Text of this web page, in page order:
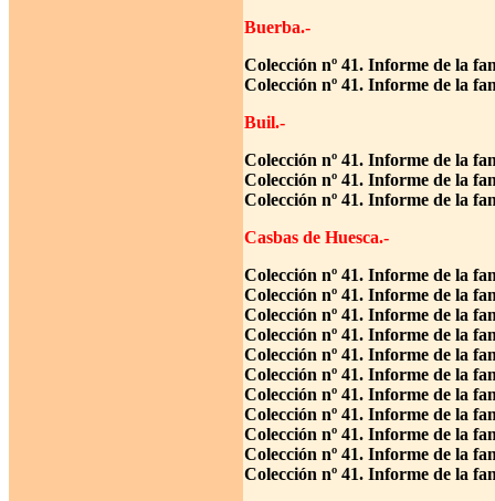
Buerba.-
Colección nº 41. Informe de la
Colección nº 41. Informe de la
Buil.-
Colección nº 41. Informe de la
Colección nº 41. Informe de la
Colección nº 41. Informe de la
Casbas de Huesca.-
Colección nº 41. Informe de la
Colección nº 41. Informe de la
Colección nº 41. Informe de la
Colección nº 41. Informe de la
Colección nº 41. Informe de la
Colección nº 41. Informe de la
Colección nº 41. Informe de la
Colección nº 41. Informe de la
Colección nº 41. Informe de la
Colección nº 41. Informe de la
Colección nº 41. Informe de la